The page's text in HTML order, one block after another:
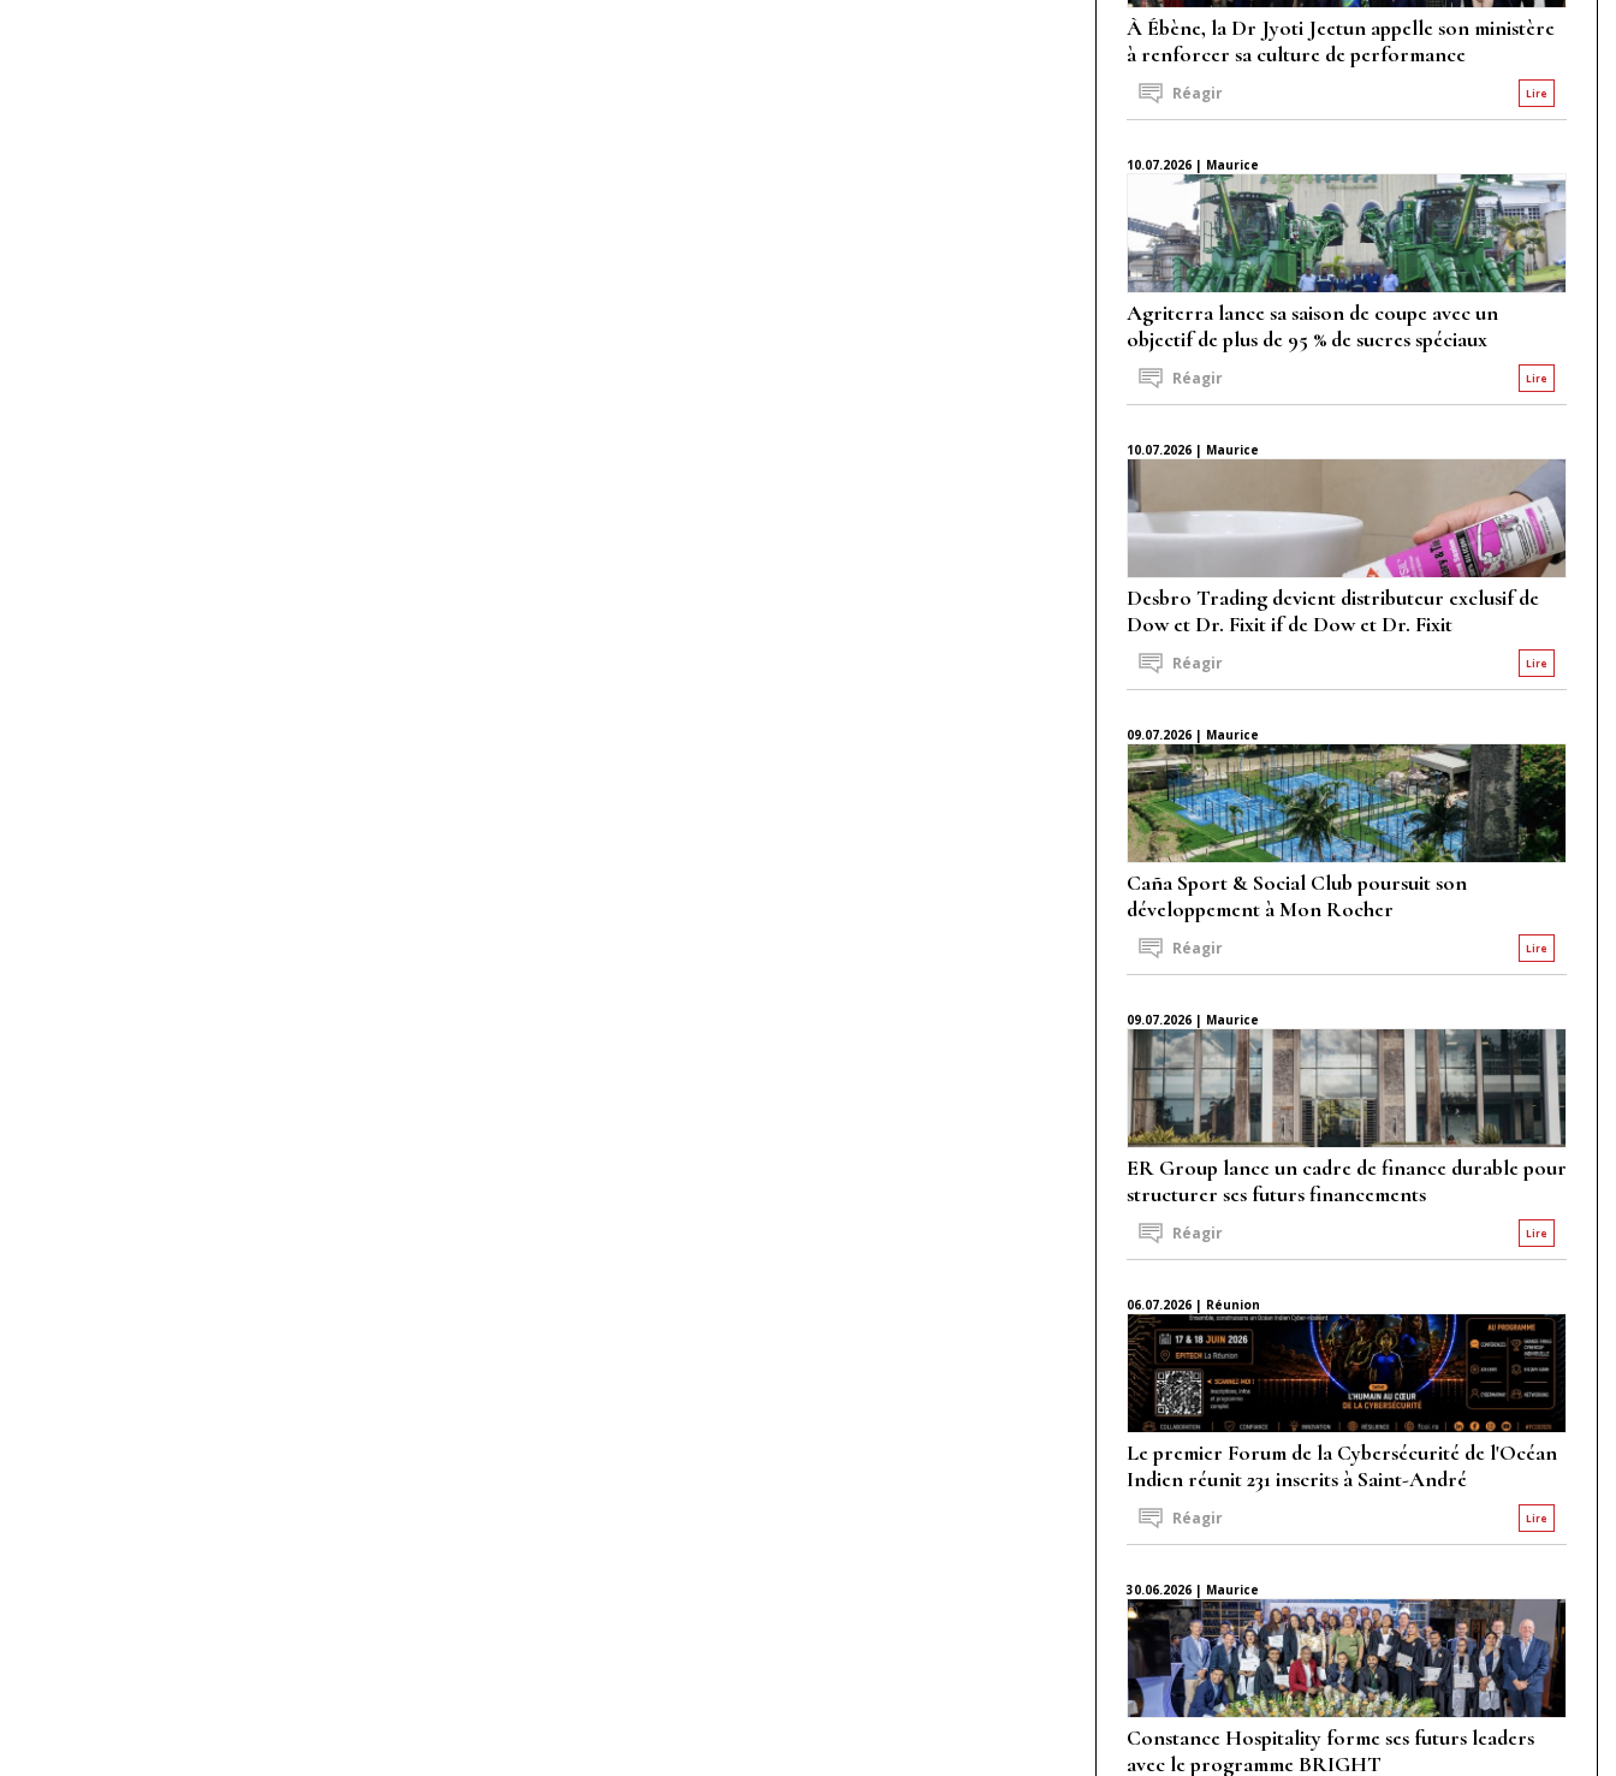
À Ébène, la Dr Jyoti Jeetun appelle son ministère
à renforcer sa culture de performance
Lire
Réagir
10.07.2026 | Maurice
Agriterra lance sa saison de coupe avec un
objectif de plus de 95 % de sucres spéciaux
Lire
Réagir
10.07.2026 | Maurice
Desbro Trading devient distributeur exclusif de
Dow et Dr. Fixit if de Dow et Dr. Fixit
Lire
Réagir
09.07.2026 | Maurice
Caña Sport & Social Club poursuit son
développement à Mon Rocher
Lire
Réagir
09.07.2026 | Maurice
ER Group lance un cadre de finance durable pour
structurer ses futurs financements
Lire
Réagir
06.07.2026 | Réunion
Le premier Forum de la Cybersécurité de l'Océan
Indien réunit 231 inscrits à Saint-André
Lire
Réagir
30.06.2026 | Maurice
Constance Hospitality forme ses futurs leaders
avec le programme BRIGHT